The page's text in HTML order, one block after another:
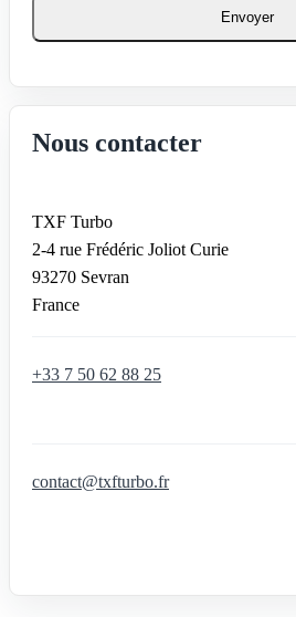
Envoyer
Nous contacter
TXF Turbo
2-4 rue Frédéric Joliot Curie
93270 Sevran
France
+33 7 50 62 88 25
contact@txfturbo.fr